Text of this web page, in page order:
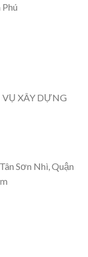
XÂY DỰNG
Sơn Nhì, Quận